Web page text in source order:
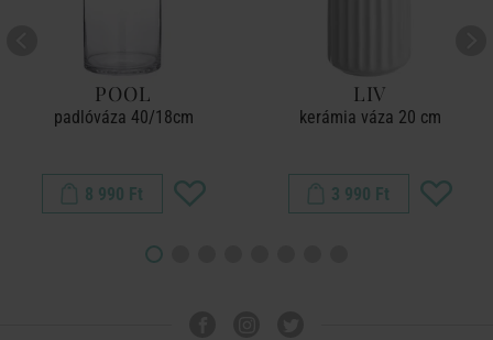
POOL
padlóváza 40/18cm
8 990 Ft
LIV
kerámia váza 20 cm
3 990 Ft